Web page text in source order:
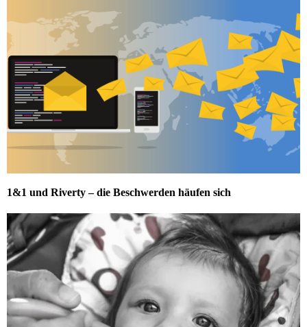
1&1 und Riverty – die Beschwerden häufen sich